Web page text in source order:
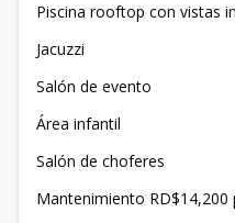
Piscina rooftop con vistas
Jacuzzi
Salón de evento
Área infantil
Salón de choferes
Mantenimiento RD$14,200